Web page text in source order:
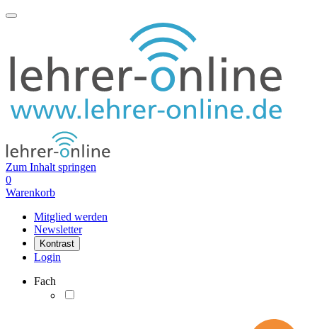
Zum Inhalt springen
0
Warenkorb
Mitglied werden
Newsletter
Kontrast
Login
Fach